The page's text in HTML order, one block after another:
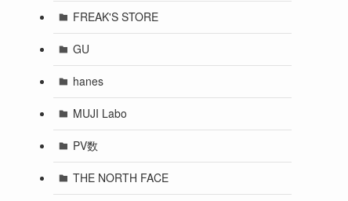
FREAK'S STORE
GU
hanes
MUJI Labo
PV数
THE NORTH FACE